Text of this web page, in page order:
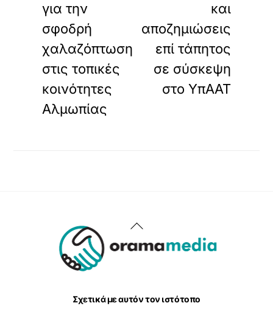
για την
σφοδρή
χαλαζόπτωση
στις τοπικές
κοινότητες
Αλμωπίας
και
αποζημιώσεις
επί τάπητος
σε σύσκεψη
στο ΥπΑΑΤ
Back
To
Σχετικά με αυτόν τον ιστότοπο